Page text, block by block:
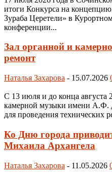
итоги Конкурса на
Зураба Церетели» в
конференции...
Зал органной и
ремонт
Наталья Захарова - 15.07.2026
С 13 июля и до конца августа
камерной музыки имени А.Ф.
для проведения технических
Ко Дню города
Михаила Архангела
Наталья Захарова - 11.05.2026